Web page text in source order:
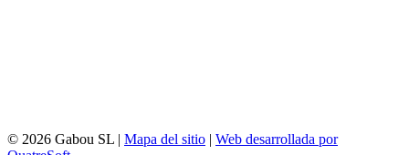
© 2026 Gabou SL | Mapa del sitio | Web desarrollada por